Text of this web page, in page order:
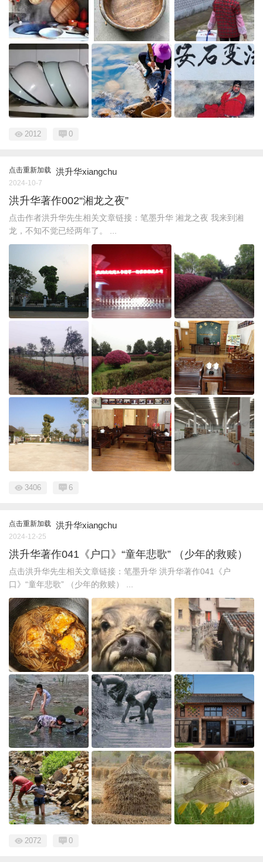
2012 0
点击重新加载 洪升华xiangchu
2024-10-7
洪升华著作002“湘龙之夜”
点击作者洪升华先生相关文章链接：笔墨升华 湘龙之夜 我来到湘
龙，不知不觉已经两年了。 ...
3406 6
点击重新加载 洪升华xiangchu
2024-12-25
洪升华著作041《户口》“童年悲歌” （少年的救赎）
点击洪升华先生相关文章链接：笔墨升华 洪升华著作041《户
口》“童年悲歌” （少年的救赎） ...
2072 0